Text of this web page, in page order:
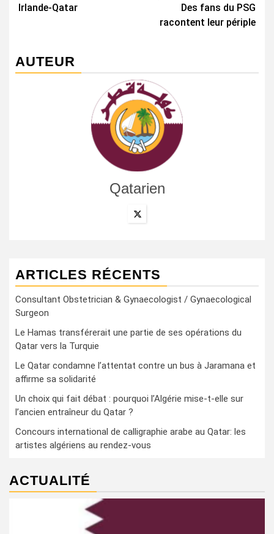
Irlande-Qatar
Des fans du PSG
racontent leur périple
AUTEUR
Qatarien
ARTICLES RÉCENTS
Consultant Obstetrician & Gynaecologist / Gynaecological
Surgeon
Le Hamas transférerait une partie de ses opérations du
Qatar vers la Turquie
Le Qatar condamne l’attentat contre un bus à Jaramana et
affirme sa solidarité
Un choix qui fait débat : pourquoi l’Algérie mise-t-elle sur
l’ancien entraîneur du Qatar ?
Concours international de calligraphie arabe au Qatar: les
artistes algériens au rendez-vous
ACTUALITÉ